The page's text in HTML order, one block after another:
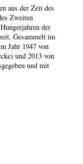
aus der Zeit des
Zweiten
der
Gesammelt im
Jahr 1947 von
und 2013 von
und mit